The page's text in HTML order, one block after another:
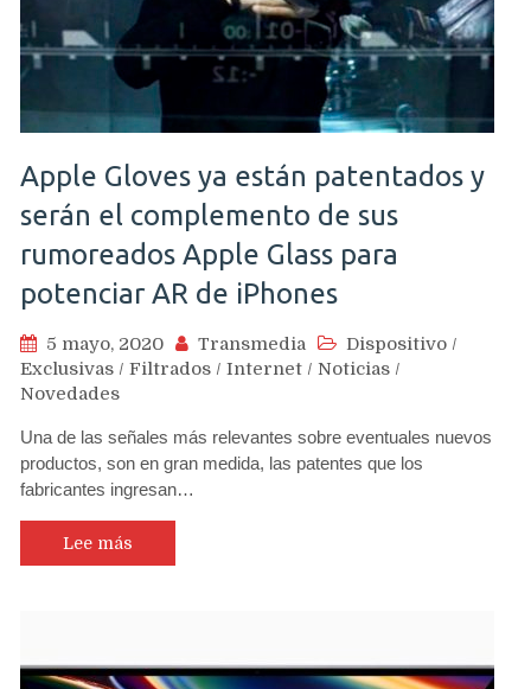
Apple Gloves ya están patentados y
serán el complemento de sus
rumoreados Apple Glass para
potenciar AR de iPhones
5 mayo, 2020 Transmedia Dispositivo /
Exclusivas / Filtrados / Internet / Noticias /
Novedades
Una de las señales más relevantes sobre eventuales nuevos
productos, son en gran medida, las patentes que los
fabricantes ingresan…
Lee más